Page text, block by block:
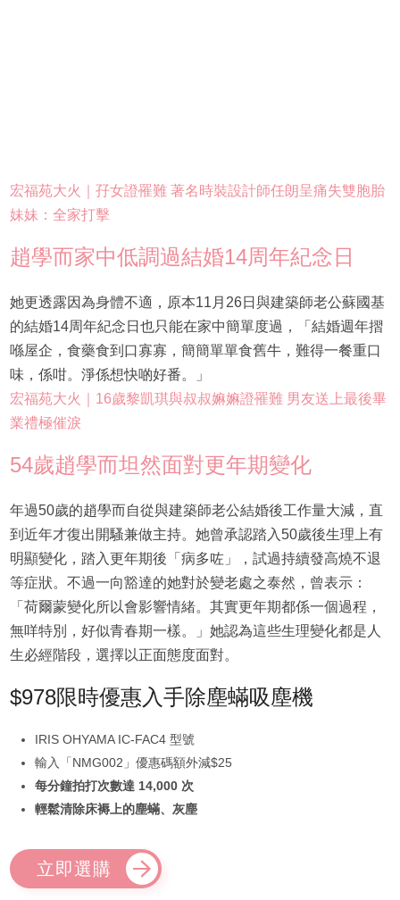
宏福苑大火｜孖女證罹難 著名時裝設計師任朗呈痛失雙胞胎
妹妹：全家打擊
趙學而家中低調過結婚14周年紀念日
她更透露因為身體不適，原本11月26日與建築師老公蘇國基
的結婚14周年紀念日也只能在家中簡單度過，「結婚週年摺
喺屋企，食藥食到口寡寡，簡簡單單食舊牛，難得一餐重口
味，係咁。淨係想快啲好番。」
宏福苑大火｜16歲黎凱琪與叔叔嫲嫲證罹難 男友送上最後畢
業禮極催淚
54歲趙學而坦然面對更年期變化
年過50歲的趙學而自從與建築師老公結婚後工作量大減，直
到近年才復出開騷兼做主持。她曾承認踏入50歲後生理上有
明顯變化，踏入更年期後「病多咗」，試過持續發高燒不退
等症狀。不過一向豁達的她對於變老處之泰然，曾表示：
「荷爾蒙變化所以會影響情緒。其實更年期都係一個過程，
無咩特別，好似青春期一樣。」她認為這些生理變化都是人
生必經階段，選擇以正面態度面對。
$978限時優惠入手除塵蟎吸塵機
IRIS OHYAMA IC-FAC4 型號
輸入「NMG002」優惠碼額外減$25
每分鐘拍打次數達 14,000 次
輕鬆清除床褥上的塵蟎、灰塵
立即選購